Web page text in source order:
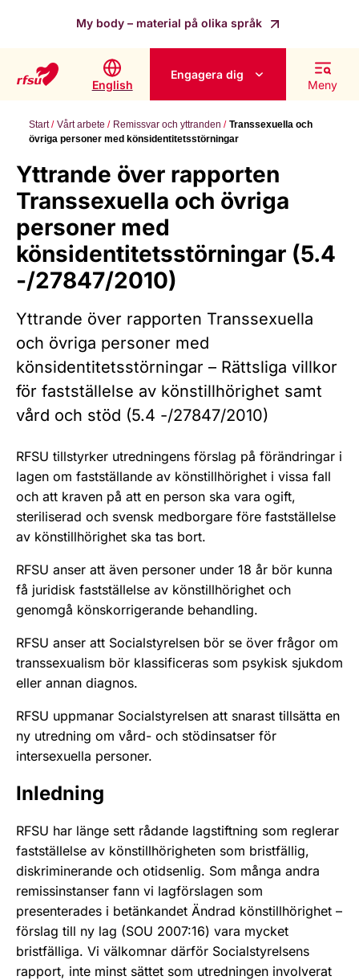
My body – material på olika språk
English
Engagera dig
Meny
Start Vårt arbete Remissvar och yttranden
Transsexuella och
övriga personer med könsidentitetsstörningar
Yttrande över rapporten
Transsexuella och övriga
personer med
könsidentitetsstörningar (5.4
-/27847/2010)
Yttrande över rapporten Transsexuella
och övriga personer med
könsidentitetsstörningar – Rättsliga villkor
för fastställelse av könstillhörighet samt
vård och stöd (5.4 -/27847/2010)
RFSU tillstyrker utredningens förslag på förändringar i
lagen om fastställande av könstillhörighet i vissa fall
och att kraven på att en person ska vara ogift,
steriliserad och svensk medborgare före fastställelse
av könstillhörighet ska tas bort.
RFSU anser att även personer under 18 år bör kunna
få juridisk fastställelse av könstillhörighet och
genomgå könskorrigerande behandling.
RFSU anser att Socialstyrelsen bör se över frågor om
transsexualism bör klassificeras som psykisk sjukdom
eller annan diagnos.
RFSU uppmanar Socialstyrelsen att snarast tillsätta en
ny utredning om vård- och stödinsatser för
intersexuella personer.
Inledning
RFSU har länge sett rådande lagstiftning som reglerar
fastställelse av könstillhörigheten som bristfällig,
diskriminerande och otidsenlig. Som många andra
remissinstanser fann vi lagförslagen som
presenterades i betänkandet Ändrad könstillhörighet –
förslag till ny lag (SOU 2007:16) vara mycket
bristfälliga. Vi välkomnar därför Socialstyrelsens
rapport, inte minst sättet som utredningen involverat